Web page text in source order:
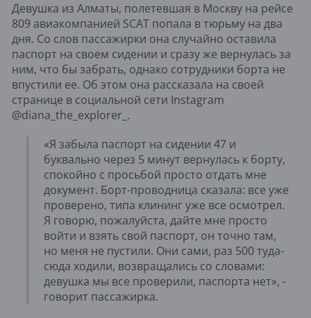
Девушка из Алматы, полетевшая в Москву на рейсе
809 авиакомпанией SCAT попала в тюрьму на два
дня. Со слов пассажирки она случайно оставила
паспорт на своем сидении и сразу же вернулась за
ним, что бы забрать, однако сотрудники борта не
впустили ее. Об этом она рассказала на своей
странице в социальной сети Instagram
@diana the explorer _.
«Я забыла паспорт на сидении 47 и
буквально через 5 минут вернулась к борту,
спокойно с просьбой просто отдать мне
документ. Борт-проводница сказала: все уже
проверено, типа клининг уже все осмотрел.
Я говорю, пожалуйста, дайте мне просто
войти и взять свой паспорт, он точно там,
но меня не пустили. Они сами, раз 500 туда-
сюда ходили, возвращались со словами:
девушка мы все проверили, паспорта нет», -
говорит пассажирка.